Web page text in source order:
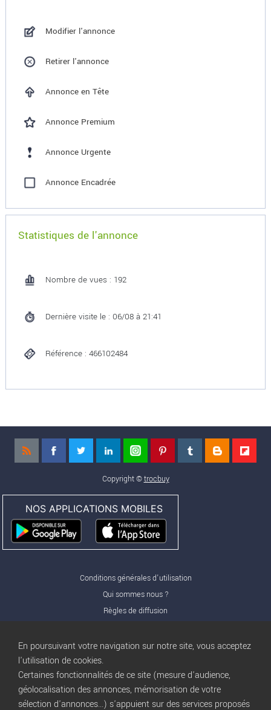
Modifier l'annonce
Retirer l'annonce
Annonce en Tête
Annonce Premium
Annonce Urgente
Annonce Encadrée
Statistiques de l'annonce
Nombre de vues : 192
Dernière visite le : 06/08 à 21:41
Référence : 466102484
Copyright ©trocbuy
NOS APPLICATIONS MOBILES
Conditions générales d'utilisation
Qui sommes nous ?
Règles de diffusion
Nos offres Pro
Publicité
Conditions d’Utilisation
En poursuivant votre navigation sur notre site, vous acceptez
l'utilisation de cookies.
Certaines fonctionnalités de ce site (mesure d'audience,
géolocalisation des annonces, mémorisation de votre
sélection d'annonces...) s'appuient sur des services proposés